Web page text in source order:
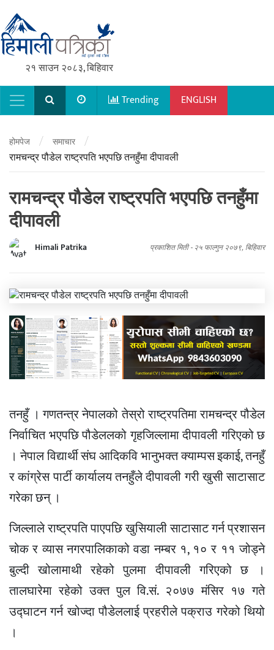
२१ साउन २०८३, बिहिवार
Main NavigationTrending ENGLISH
होमपेज / समाचार /
रामचन्द्र पौडेल राष्ट्रपति भएपछि तनहुँमा दीपावली
रामचन्द्र पौडेल राष्ट्रपति भएपछि तनहुँमा
दीपावली
Himali Patrika प्रकाशित मिती - २५ फाल्गुन २०७९, बिहिवार
तनहुँ । गणतन्त्र नेपालको तेस्रो राष्ट्रपतिमा रामचन्द्र पौडेल
निर्वाचित भएपछि पौडेललको गृहजिल्लामा दीपावली गरिएको छ
। नेपाल विद्यार्थी संघ आदिकवि भानुभक्त क्याम्पस इकाई, तनहुँ
र कांग्रेस पार्टी कार्यालय तनहुँले दीपावली गरी खुसी साटासाट
गरेका छन् ।
जिल्लाले राष्ट्रपति पाएपछि खुसियाली साटासाट गर्न प्रशासन
चोक र व्यास नगरपालिकाको वडा नम्बर १, १० र ११ जोड्ने
बुल्दी खोलामाथी रहेको पुलमा दीपावली गरिएको छ ।
तालघारेमा रहेको उक्त पुल वि.सं. २०७७ मंसिर १७ गते
उद्घाटन गर्न खोज्दा पौडेललाई प्रहरीले पक्राउ गरेको थियो
।